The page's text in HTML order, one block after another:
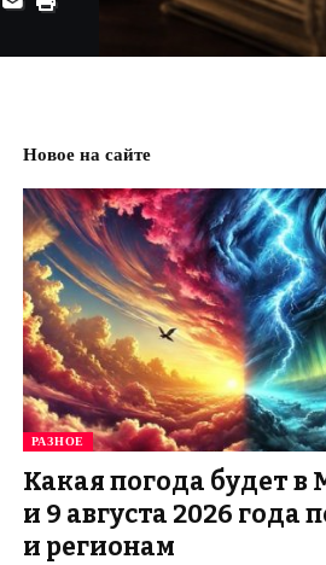
Новое на сайте
РАЗНОЕ
Какая погода будет в
и 9 августа 2026 года
и регионам